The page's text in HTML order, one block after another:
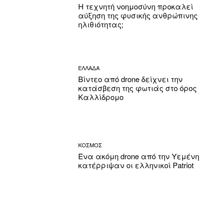
Η τεχνητή νοημοσύνη προκαλεί
αύξηση της φυσικής ανθρώπινης
ηλιθιότητας;
ΕΛΛΑΔΑ
Βίντεο από drone δείχνει την
κατάσβεση της φωτιάς στο όρος
Καλλίδρομο
ΚΟΣΜΟΣ
Ένα ακόμη drone από την Υεμένη
κατέρριψαν οι ελληνικοί Patriot